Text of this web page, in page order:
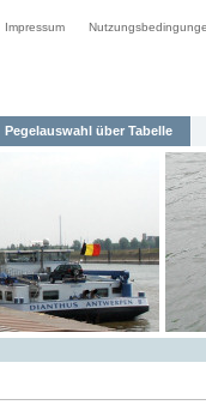
Impressum
Pegelauswahl über Tabelle